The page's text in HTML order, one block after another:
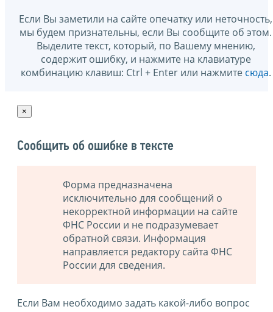
Если Вы заметили на сайте опечатку или неточность,
мы будем признательны, если Вы сообщите об этом.
Выделите текст, который, по Вашему мнению,
содержит ошибку, и нажмите на клавиатуре
комбинацию клавиш: Ctrl + Enter или нажмите сюда.
×
Сообщить об ошибке в тексте
Форма предназначена
исключительно для сообщений о
некорректной информации на сайте
ФНС России и не подразумевает
обратной связи. Информация
направляется редактору сайта ФНС
России для сведения.
Если Вам необходимо задать какой-либо вопрос